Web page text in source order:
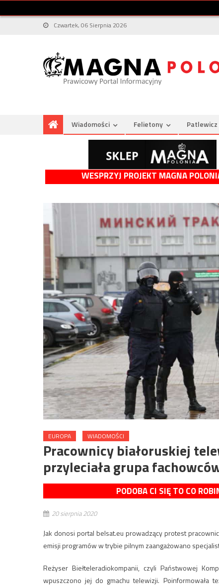
Czwartek, 06 Sierpnia 2026
Wiadomości Felietony
WESPRZYJ PROJEKT MAGNA
EUROPA WIADOMOŚCI
Pracownicy białoruskiej
przyleciała grupa
PODOBA CI SIĘ TO CO
20 sierpnia 2020
Jak donosi portal belsat.eu prowadzący protest
emisji programów w trybie pilnym zaangażowano
Reżyser Biełteleradiokompanii, czyli Państwowej
wpuszczono jej do gmachu telewizji. Poinformowała